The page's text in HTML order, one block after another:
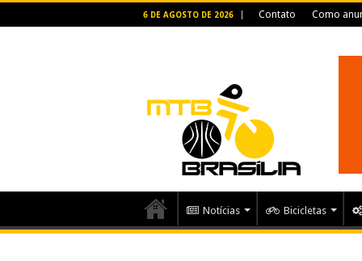
6 DE AGOSTO DE 2026 Contato Como
Notícias Bicicletas